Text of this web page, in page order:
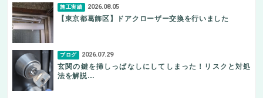
施工実績 2026.08.05
【東京都葛飾区】ドアクローザー交換を行いました
ブログ 2026.07.29
玄関の鍵を挿しっぱなしにしてしまった！リスクと対処
法を解説…